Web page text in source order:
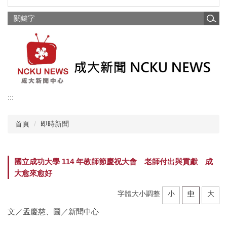
:::
首頁 即時新聞
國立成功大學 114 年教師節慶祝大會 老師付出與貢獻 成
大愈來愈好
字體大小調整 小 中 大
文／孟慶慈、圖／新聞中心